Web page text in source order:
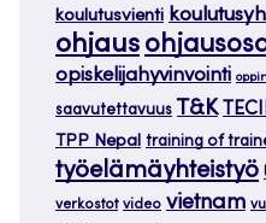
koulutusvienti
ohjaus
opiskelijahyvinvointi
saavutettavuus T&K
TPP Nepal training of
työelämäyhteistyö
verkostot video vietnam